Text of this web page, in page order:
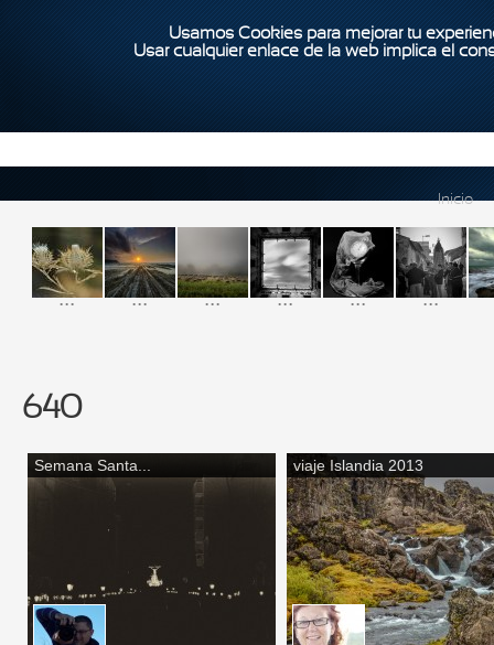
Usamos Cookies para mejorar tu
Usar cualquier enlace de la web implica el
Inicio
... ... ... ... ... ...
640
Semana Santa... viaje Islandia 2013
Páginas